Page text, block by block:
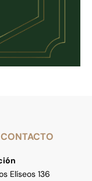
CONTACTO
Elíseos 136